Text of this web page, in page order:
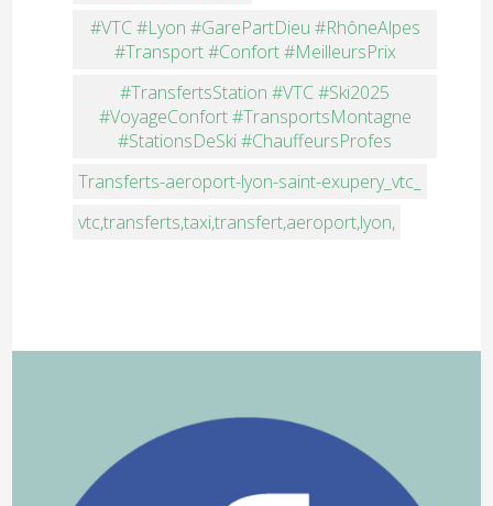
#VTC #Lyon #GarePartDieu #RhôneAlpes
#Transport #Confort #MeilleursPrix
#TransfertsStation #VTC #Ski2025
#VoyageConfort #TransportsMontagne
#StationsDeSki #ChauffeursProfes
Transferts-aeroport-lyon-saint-exupery_vtc_
vtc,transferts,taxi,transfert,aeroport,lyon,